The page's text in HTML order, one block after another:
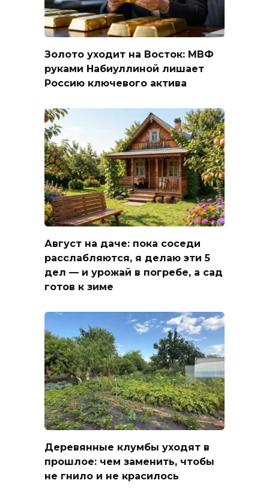
Золото уходит на Восток: МВФ
руками Набиуллиной лишает
Россию ключевого актива
Август на даче: пока соседи
расслабляются, я делаю эти 5
дел — и урожай в погребе, а сад
готов к зиме
Деревянные клумбы уходят в
прошлое: чем заменить, чтобы
не гнило и не красилось